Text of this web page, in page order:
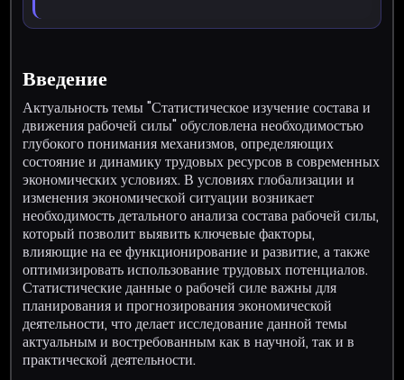
Введение
Актуальность темы "Статистическое изучение состава и
движения рабочей силы" обусловлена необходимостью
глубокого понимания механизмов, определяющих
состояние и динамику трудовых ресурсов в современных
экономических условиях. В условиях глобализации и
изменения экономической ситуации возникает
необходимость детального анализа состава рабочей силы,
который позволит выявить ключевые факторы,
влияющие на ее функционирование и развитие, а также
оптимизировать использование трудовых потенциалов.
Статистические данные о рабочей силе важны для
планирования и прогнозирования экономической
деятельности, что делает исследование данной темы
актуальным и востребованным как в научной, так и в
практической деятельности.